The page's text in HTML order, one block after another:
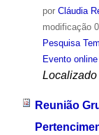
por Cláudia
modificação
Pesquisa
Evento online
Localizado
Reunião